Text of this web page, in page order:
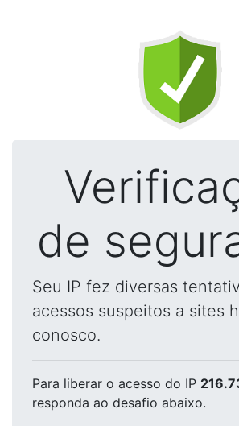
de
Seu IP fez diversas
acessos suspeitos a sites
conosco.
Para liberar o acesso do IP
responda ao desafio abaixo.